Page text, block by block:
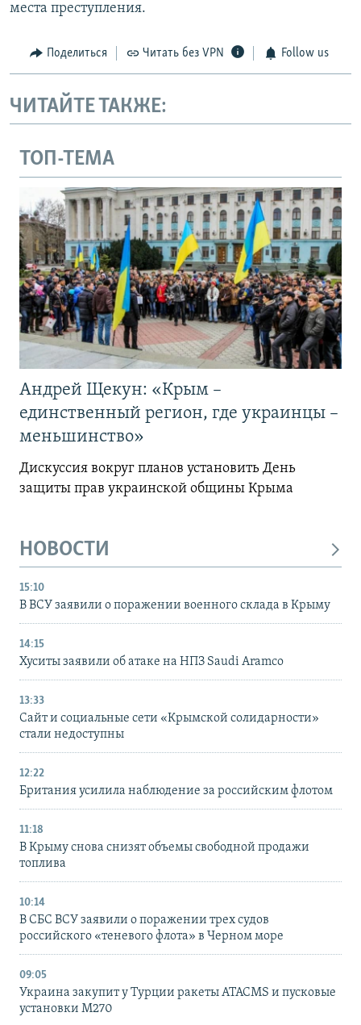
места преступления.
Поделиться Читать без VPN Follow us
ЧИТАЙТЕ ТАКЖЕ:
ТОП-ТЕМА
Андрей Щекун: «Крым –
единственный регион, где украинцы –
меньшинство»
Дискуссия вокруг планов установить День
защиты прав украинской общины Крыма
НОВОСТИ
15:10
В ВСУ заявили о поражении военного склада в Крыму
14:15
Хуситы заявили об атаке на НПЗ Saudi Aramco
13:33
Сайт и социальные сети «Крымской солидарности»
стали недоступны
12:22
Британия усилила наблюдение за российским флотом
11:18
В Крыму снова снизят объемы свободной продажи
топлива
10:14
В СБС ВСУ заявили о поражении трех судов
российского «теневого флота» в Черном море
09:05
Украина закупит у Турции ракеты ATACMS и пусковые
установки M270